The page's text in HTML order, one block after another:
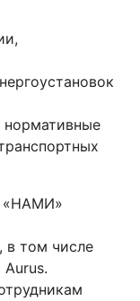
«НАМИ»
в том числе